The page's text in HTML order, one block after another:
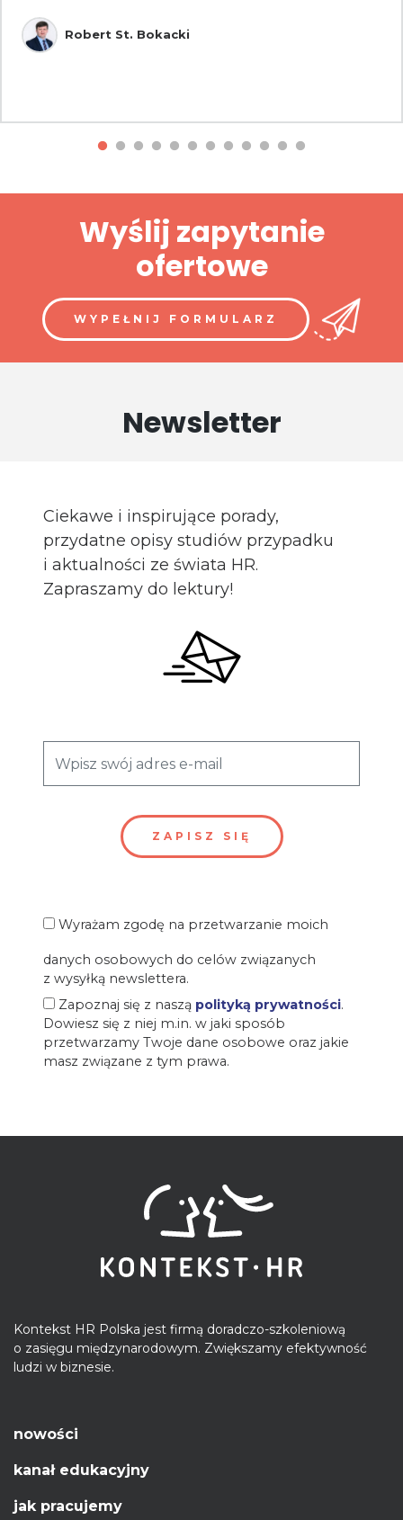
Robert St. Bokacki
Wyślij zapytanie
ofertowe
WYPEŁNIJ FORMULARZ
Newsletter
Ciekawe i inspirujące porady,
przydatne opisy studiów przypadku
i aktualności ze świata HR.
Zapraszamy do lektury!
Wyrażam zgodę na przetwarzanie moich
danych osobowych do celów związanych
z wysyłką newslettera.
Zapoznaj się z naszą polityką prywatności.
Dowiesz się z niej m.in. w jaki sposób
przetwarzamy Twoje dane osobowe oraz jakie
masz związane z tym prawa.
Kontekst HR Polska jest firmą doradczo-szkoleniową
o zasięgu międzynarodowym. Zwiększamy efektywność
ludzi w biznesie.
nowości
kanał edukacyjny
jak pracujemy